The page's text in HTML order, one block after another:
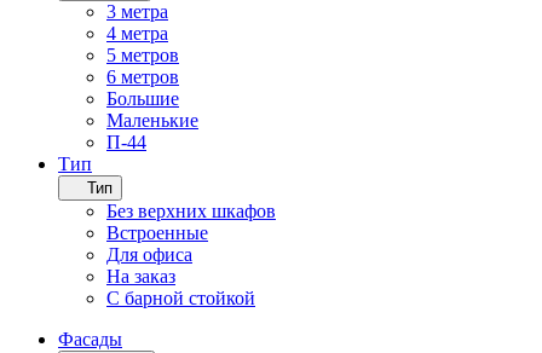
3 метра
4 метра
5 метров
6 метров
Большие
Маленькие
П-44
Тип
Тип
Без верхних шкафов
Встроенные
Для офиса
На заказ
С барной стойкой
Фасады